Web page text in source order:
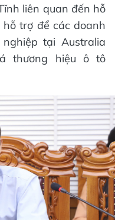
liên quan đến hỗ
trợ để các doanh
tại Australia
thương hiệu ô tô